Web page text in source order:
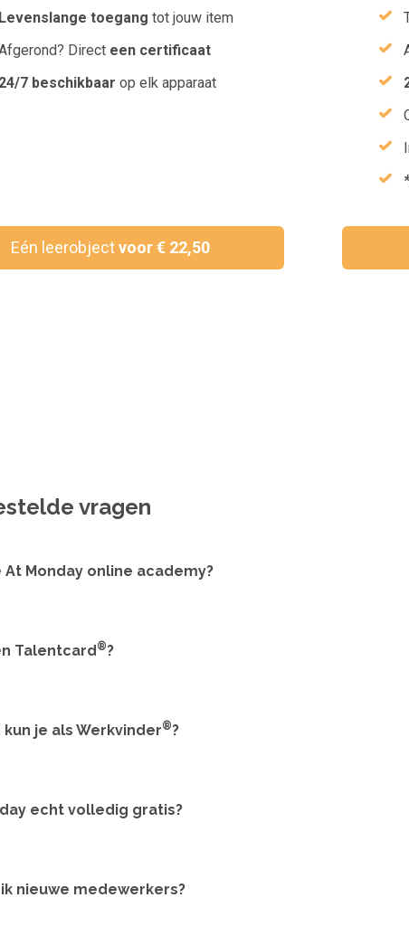
Levenslange toegang tot jouw item
Direct een certificaat
24/7 beschikbaar op elk apparaat
Eén leerobjectvoor € 22,50
vragen
At Monday online academy?
Talentcard®?
kun je als Werkvinder®?
echt volledig gratis?
nieuwe medewerkers?